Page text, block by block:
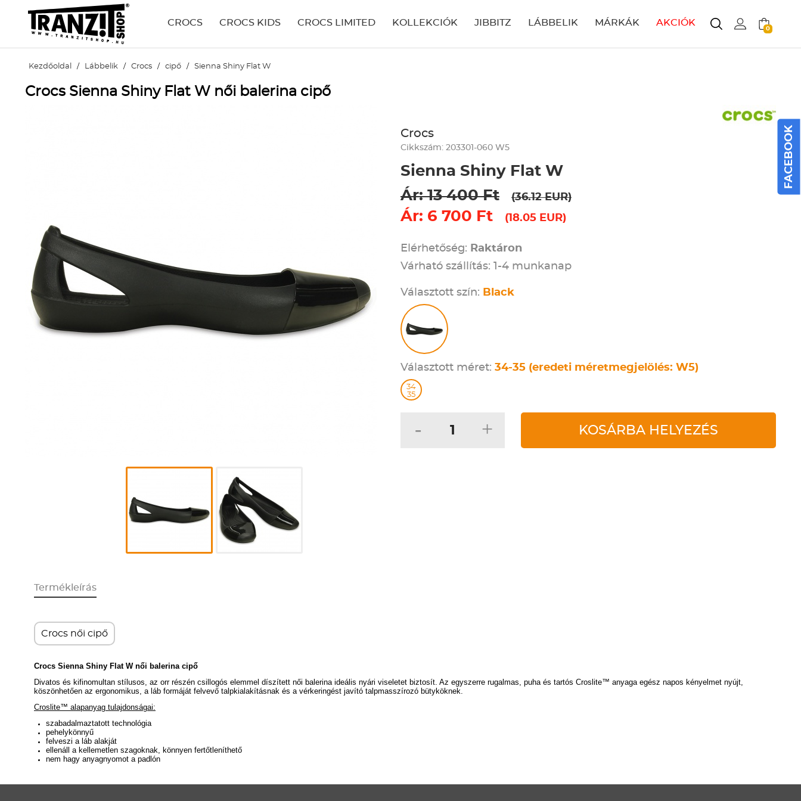
CROCS CROCS KIDS CROCS LIMITED KOLLEKCIÓK JIBBITZ LÁBBELIK MÁRKÁK AKCIÓK
0
Kezdőoldal / Lábbelik / Crocs / cipő / Sienna Shiny Flat W
Crocs Sienna Shiny Flat W női balerina cipő
Crocs
Cikkszám: 203301-060 W5
Sienna Shiny Flat W
Ár: 13 400 Ft
(36.12 EUR)
Ár: 6 700 Ft (18.05 EUR)
Elérhetőség: Raktáron
Várható szállítás: 1-4 munkanap
Választott szín: Black
Választott méret: 34-35 (eredeti méretmegjelölés: W5)
34
35
- + KOSÁRBA HELYEZÉS
Termékleírás
Crocs női cipő
Crocs Sienna Shiny Flat W női balerina cipő
Divatos és kifinomultan stílusos, az orr részén csillogós elemmel díszített női balerina ideális nyári viseletet biztosít. Az egyszerre rugalmas, puha és tartós Croslite™ anyaga egész napos kényelmet nyújt,
köszönhetően az ergonomikus, a láb formáját felvevő talpkialakításnak és a vérkeringést javító talpmasszírozó bütyköknek.
Croslite™ alapanyag tulajdonságai:
szabadalmaztatott technológia
pehelykönnyű
felveszi a láb alakját
ellenáll a kellemetlen szagoknak, könnyen fertőtleníthető
nem hagy anyagnyomot a padlón
FACEBOOK